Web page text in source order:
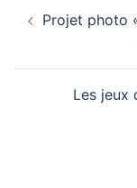
d’article
Projet photo
Les jeux